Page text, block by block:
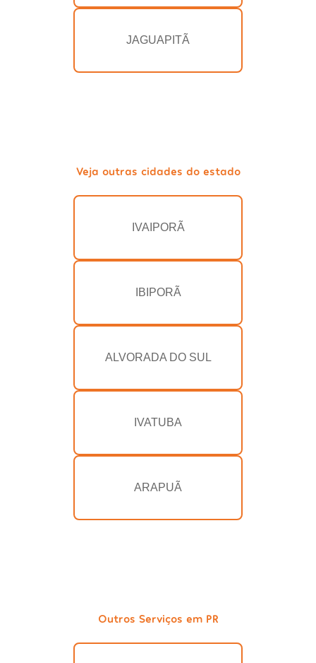
JAGUAPITÃ
Veja outras cidades do estado
IVAIPORÃ
IBIPORÃ
ALVORADA DO SUL
IVATUBA
ARAPUÃ
Outros Serviços em PR